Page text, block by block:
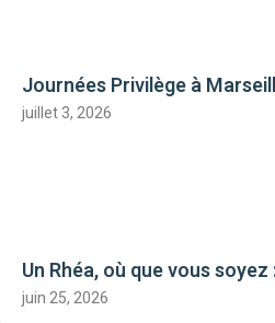
Journées Privilège à
juillet 3, 2026
Un Rhéa, où que vous
juin 25, 2026